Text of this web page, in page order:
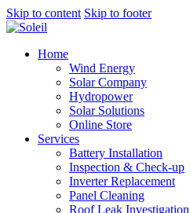
Skip to content Skip to footer
Home
Wind Energy
Solar Company
Hydropower
Solar Solutions
Online Store
Services
Battery Installation
Inspection & Check-up
Inverter Replacement
Panel Cleaning
Roof Leak Investigation